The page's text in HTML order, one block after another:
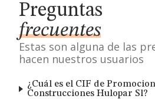
Preguntas
frecuentes
Estas son alguna de las
hacen nuestros usuarios
¿Cuál es el CIF de
Construcciones Hulopar Sl?